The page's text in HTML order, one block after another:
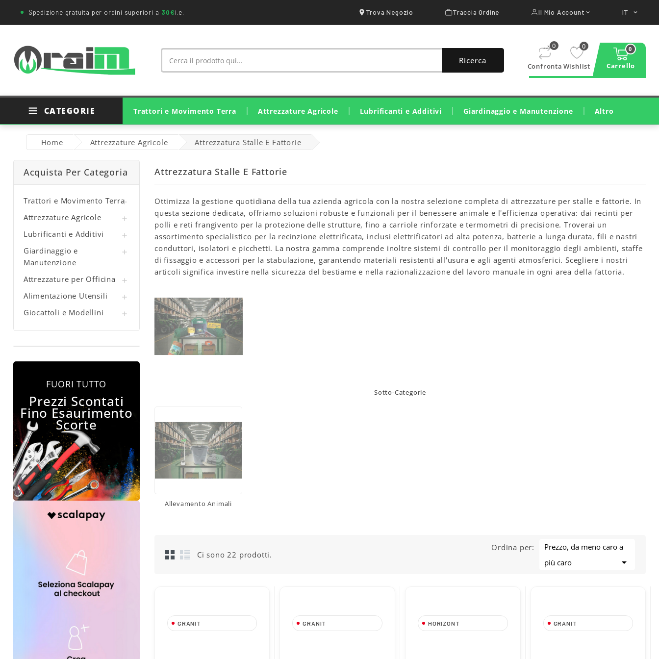
Spedizione gratuita per ordini superiori a 30€i.e. Trova Negozio Traccia Ordine Il Mio Account IT
Ricerca

Confronta
0 
Wishlist
0 0
Carrello
CATEGORIE Trattori e Movimento Terra Attrezzature Agricole Lubrificanti e Additivi Giardinaggio e Manutenzione Altro
Home Attrezzature Agricole Attrezzatura Stalle E Fattorie
Acquista Per Categoria
Trattori e Movimento Terra

Attrezzature Agricole 
Lubrificanti e Additivi 
Giardinaggio e
Manutenzione

Attrezzature per Officina 
Alimentazione Utensili 
Giocattoli e Modellini 
FUORI TUTTO
Prezzi Scontati
Fino Esaurimento
Scorte
Attrezzatura Stalle E Fattorie
Ottimizza la gestione quotidiana della tua azienda agricola con la nostra selezione completa di attrezzature per stalle e fattorie. In
questa sezione dedicata, offriamo soluzioni robuste e funzionali per il benessere animale e l'efficienza operativa: dai recinti per
polli e reti frangivento per la protezione delle strutture, fino a carriole rinforzate e termometri di precisione. Troverai un
assortimento specialistico per la recinzione elettrificata, inclusi elettrificatori ad alta potenza, batterie a lunga durata, fili e nastri
conduttori, isolatori e picchetti. La nostra gamma comprende inoltre sistemi di controllo per il monitoraggio degli ambienti, staffe
di fissaggio e accessori per la stabulazione, garantendo materiali resistenti all'usura e agli agenti atmosferici. Scegliere i nostri
articoli significa investire nella sicurezza del bestiame e nella razionalizzazione del lavoro manuale in ogni area della fattoria.
Sotto-Categorie
Allevamento Animali
Ci sono 22 prodotti.
Ordina per:
Prezzo, da meno caro a
più caro

GRANIT GRANIT HORIZONT GRANIT